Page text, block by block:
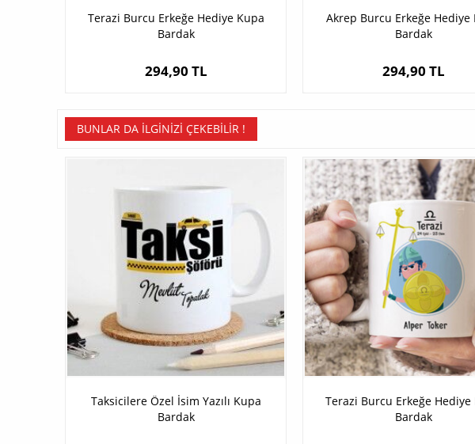
Terazi Burcu Erkeğe Hediye Kupa
Bardak
294,90 TL
Akrep Burcu Erkeğe Hediye
Bardak
294,90 TL
BUNLAR DA İLGINIZI ÇEKEBILIR !
Taksicilere Özel İsim Yazılı Kupa
Bardak
Terazi Burcu Erkeğe Hediye
Bardak